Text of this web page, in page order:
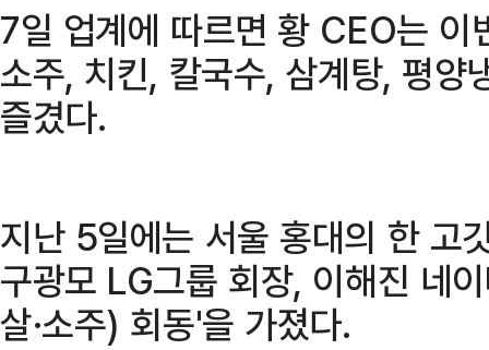
7일 업계에 따르면 황 CEO는 이
소주, 치킨, 칼국수, 삼계탕, 평양
즐겼다.
지난 5일에는 서울 홍대의 한 고
구광모 LG그룹 회장, 이해진 네
살·소주) 회동'을 가졌다.